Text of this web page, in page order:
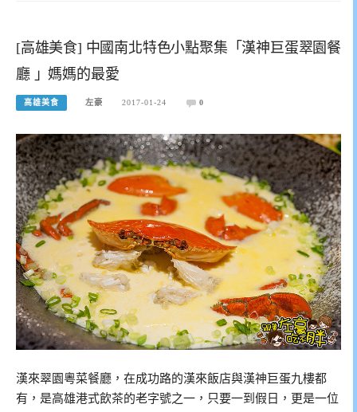
[高雄美食] 中國南北特色小點聚集「漢神巨蛋翠園餐
廳 」媽媽的最愛
高雄美食 左豪 2017-01-24 0
漢來翠園粵菜餐廳，在成功路的漢來飯店與漢神巨蛋九樓都
有，是高雄港式飲茶的老字號之一，只要一到假日，更是一位